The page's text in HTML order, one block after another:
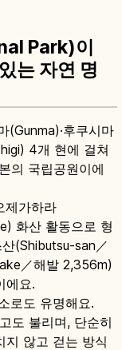
Park)이
는 자연 명
(Gunma)·후쿠시마
4개 현에 걸쳐
의 국립공원이에
제가하라
화산 활동으로 형
(Shibutsu-san／
／해발 2,356m)
에요.
로도 유명해요.
도 불리며, 단순히
지 않고 걷는 방식